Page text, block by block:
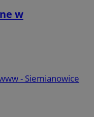
w
- Siemianowice